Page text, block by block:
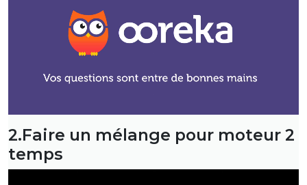
2.Faire un mélange pour moteur 2
temps